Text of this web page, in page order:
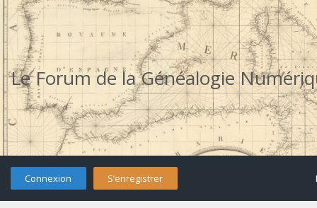
Le Forum de la Généalogie
Connexion S’enregistrer